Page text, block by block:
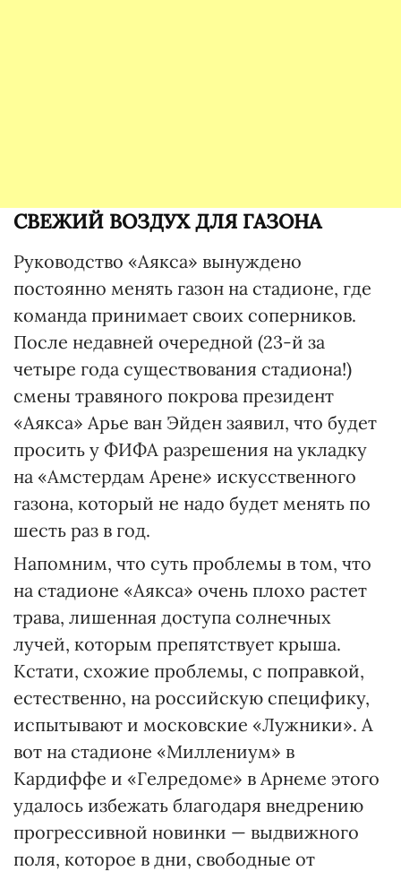
СВЕЖИЙ ВОЗДУХ ДЛЯ ГАЗОНА
Руководство «Аякса» вынуждено
постоянно менять газон на стадионе, где
команда принимает своих соперников.
После недавней очередной (23-й за
четыре года существования стадиона!)
смены травяного покрова президент
«Аякса» Арье ван Эйден заявил, что будет
просить у ФИФА разрешения на укладку
на «Амстердам Арене» искусственного
газона, который не надо будет менять по
шесть раз в год.
Напомним, что суть проблемы в том, что
на стадионе «Аякса» очень плохо растет
трава, лишенная доступа солнечных
лучей, которым препятствует крыша.
Кстати, схожие проблемы, с поправкой,
естественно, на российскую специфику,
испытывают и московские «Лужники». А
вот на стадионе «Миллениум» в
Кардиффе и «Гелредоме» в Арнеме этого
удалось избежать благодаря внедрению
прогрессивной новинки — выдвижного
поля, которое в дни, свободные от